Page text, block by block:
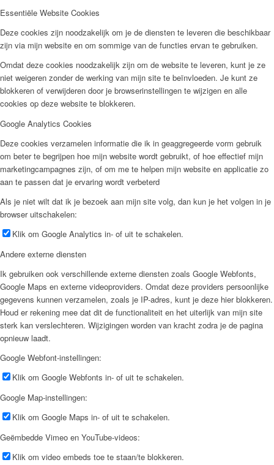
Essentiële Website Cookies
Deze cookies zijn noodzakelijk om je de diensten te leveren die beschikbaar
zijn via mijn website en om sommige van de functies ervan te gebruiken.
Omdat deze cookies noodzakelijk zijn om de website te leveren, kunt je ze
niet weigeren zonder de werking van mijn site te beïnvloeden. Je kunt ze
blokkeren of verwijderen door je browserinstellingen te wijzigen en alle
cookies op deze website te blokkeren.
Google Analytics Cookies
Deze cookies verzamelen informatie die ik in geaggregeerde vorm gebruik
om beter te begrijpen hoe mijn website wordt gebruikt, of hoe effectief mijn
marketingcampagnes zijn, of om me te helpen mijn website en applicatie zo
aan te passen dat je ervaring wordt verbeterd
Als je niet wilt dat ik je bezoek aan mijn site volg, dan kun je het volgen in je
browser uitschakelen:
Klik om Google Analytics in- of uit te schakelen.
Andere externe diensten
Ik gebruiken ook verschillende externe diensten zoals Google Webfonts,
Google Maps en externe videoproviders. Omdat deze providers persoonlijke
gegevens kunnen verzamelen, zoals je IP-adres, kunt je deze hier blokkeren.
Houd er rekening mee dat dit de functionaliteit en het uiterlijk van mijn site
sterk kan verslechteren. Wijzigingen worden van kracht zodra je de pagina
opnieuw laadt.
Google Webfont-instellingen:
Klik om Google Webfonts in- of uit te schakelen.
Google Map-instellingen:
Klik om Google Maps in- of uit te schakelen.
Geëmbedde Vimeo en YouTube-videos:
Klik om video embeds toe te staan/te blokkeren.